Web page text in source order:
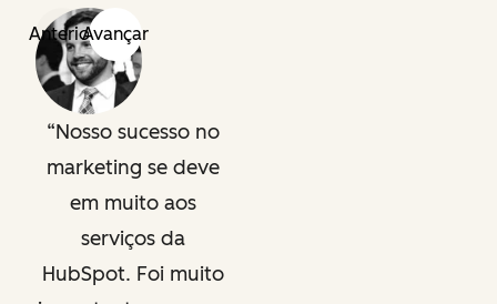
AnteriorAvançar
Nosso sucesso no
marketing se deve
em muito aos
serviços da
HubSpot. Foi muito